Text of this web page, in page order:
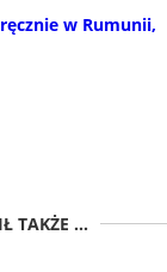
w Rumunii,
TAKŻE ...